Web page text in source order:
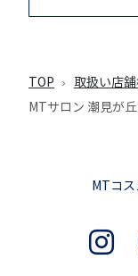
TOP 取扱い店
MTサロン 潮見が
MTコ